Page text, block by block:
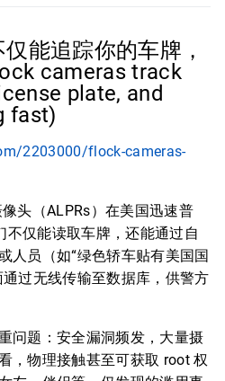
能追踪你的车牌，
cameras track
plate, and
fast)
2203000/flock-cameras-
头（ALPRs）在美国迅速普
不仅能读取车牌，还能通过自
人员（如“绿色轿车贴有美国国
过无线传输至数据库，供警方
问题：安全漏洞频发，大量摄
，物理接触甚至可获取 root 权